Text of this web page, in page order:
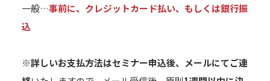
一般…事前に、クレジットカード払い、もしくは銀行振
込
※詳しいお支払方法はセミナー申込後、メールにてご連